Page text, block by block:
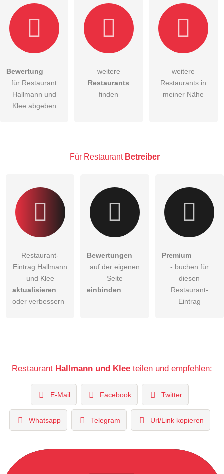
Hiermit akzeptiere ich dieAGB
DieDatenschutzerklärung habe ich zur Kenntnis genommen.
Besucher sichtbar.
Bewertung
für Restaurant
Hallmann und
Klee abgeben
weitere
Restaurants
finden
weitere
Restaurants in
meiner Nähe
Für Restaurant Betreiber
Restaurant-
Eintrag Hallmann
und Klee
aktualisieren
oder verbessern
Bewertungen
auf der eigenen
Seite
einbinden
Premium
- buchen für
diesen
Restaurant-
Eintrag
Restaurant Hallmann und Kleeteilen und empfehlen:
E-Mail Facebook Twitter
Whatsapp Telegram Url/Link kopieren